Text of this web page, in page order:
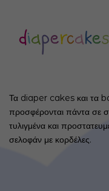
Τα diaper cakes και τα
προσφέρονται πάντα σε
τυλιγμένα και
σελοφάν με κορδέλες.